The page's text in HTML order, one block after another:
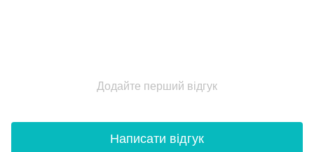
Додайте перший відгук
Написати відгук